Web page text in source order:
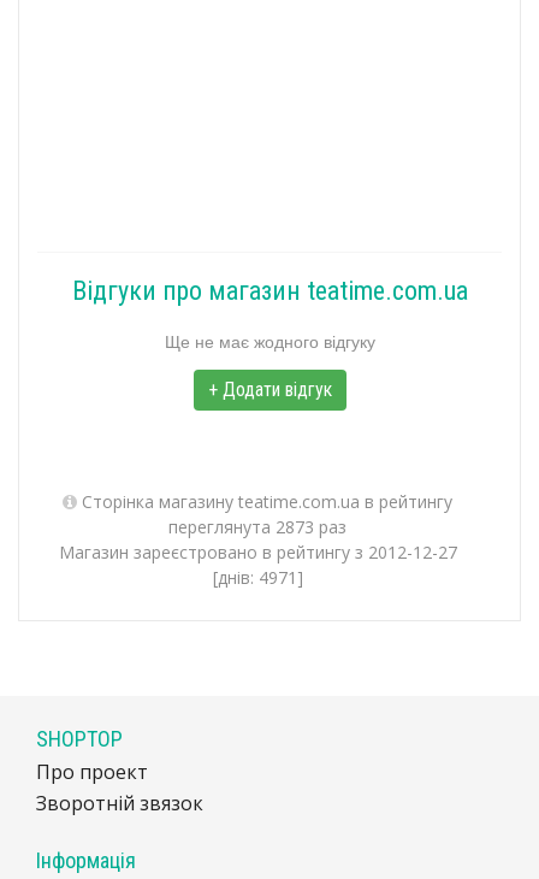
Відгуки про магазин teatime.com.ua
Ще не має жодного відгуку
+ Додати відгук
Сторінка магазину teatime.com.ua в рейтингу
переглянута 2873 раз
Магазин зареєстровано в рейтингу з 2012-12-27
[днів: 4971]
SHOPTOP
Про проект
Зворотній звязок
Інформація